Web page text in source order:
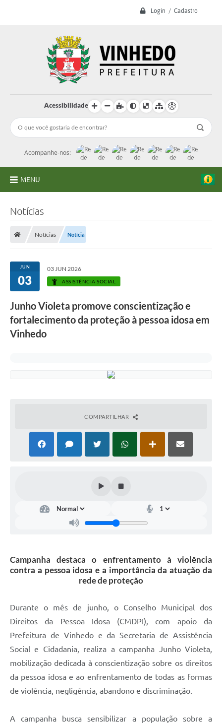
Login / Cadastro
Acessibilidade
Acompanhe-nos:
MENU
Licitações
Transparência
Concursos e Processos Seletivos
Defesa Civil
Listagem dos CEPs de Vinhedo
Associação dos Servidores Públicos Municipais de
Audiências Públicas
Arquivos para Download
Notícias
Notícias Notícia
JUN
03
03 JUN 2026
ASSISTÊNCIA SOCIAL
Junho Violeta promove conscientização e
fortalecimento da proteção à pessoa idosa em
Vinhedo
COMPARTILHAR
Campanha destaca o enfrentamento à violência
contra a pessoa idosa e a importância da atuação da
rede de proteção
Durante o mês de junho, o Conselho Municipal dos
Direitos da Pessoa Idosa (CMDPI), com apoio da
Prefeitura de Vinhedo e da Secretaria de Assistência
Social e Cidadania, realiza a campanha Junho Violeta,
mobilização dedicada à conscientização sobre os direitos
da pessoa idosa e ao enfrentamento de todas as formas
de violência, negligência, abandono e discriminação.
A campanha busca sensibilizar a população sobre a